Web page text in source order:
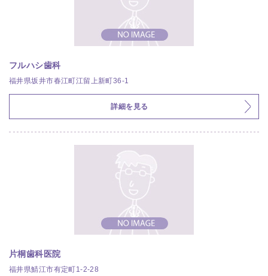
フルハシ歯科
福井県坂井市春江町江留上新町36-1
詳細を見る
片桐歯科医院
福井県鯖江市有定町1-2-28